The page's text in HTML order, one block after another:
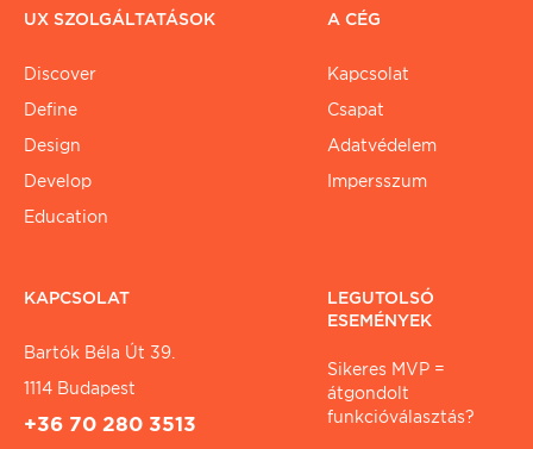
UX SZOLGÁLTATÁSOK
Discover
Define
Design
Develop
Education
A CÉG
Kapcsolat
Csapat
Adatvédelem
Impersszum
KAPCSOLAT
Bartók Béla Út 39.
1114 Budapest
+36 70 280 3513
LEGUTOLSÓ
ESEMÉNYEK
Sikeres MVP =
átgondolt
funkcióválasztás?